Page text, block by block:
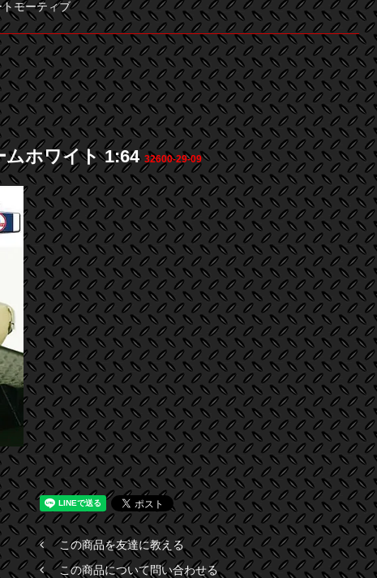
ムホワイト 1:6432600-29-09
この商品を友達に教える
この商品について問い合わせる